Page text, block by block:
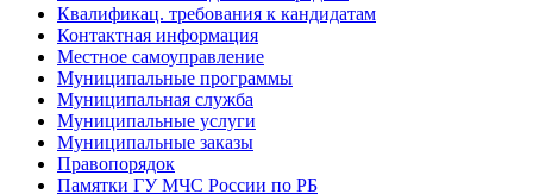
Квалификац. требования к кандидатам
Контактная информация
Местное самоуправление
Муниципальные программы
Муниципальная служба
Муниципальные услуги
Муниципальные заказы
Правопорядок
Памятки ГУ МЧС России по РБ